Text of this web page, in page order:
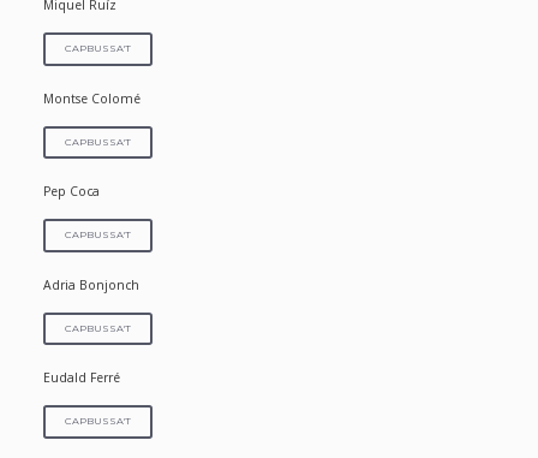
Miquel Ruíz
CAPBUSSA'T
Montse Colomé
CAPBUSSA'T
Pep Coca
CAPBUSSA'T
Adria Bonjonch
CAPBUSSA'T
Eudald Ferré
CAPBUSSA'T